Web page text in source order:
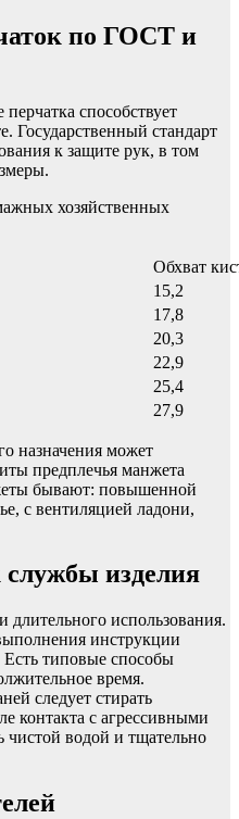
по ГОСТ и
способствует
Государственный стандарт
к защите рук, в том
хозяйственных
Обхват
15,2
17,8
20,3
22,9
25,4
27,9
назначения может
предплечья манжета
бывают: повышенной
с вентиляцией ладони,
изделия
использования.
инструкции
типовые способы
время.
следует стирать
контакта с агрессивными
чистой водой и тщательно